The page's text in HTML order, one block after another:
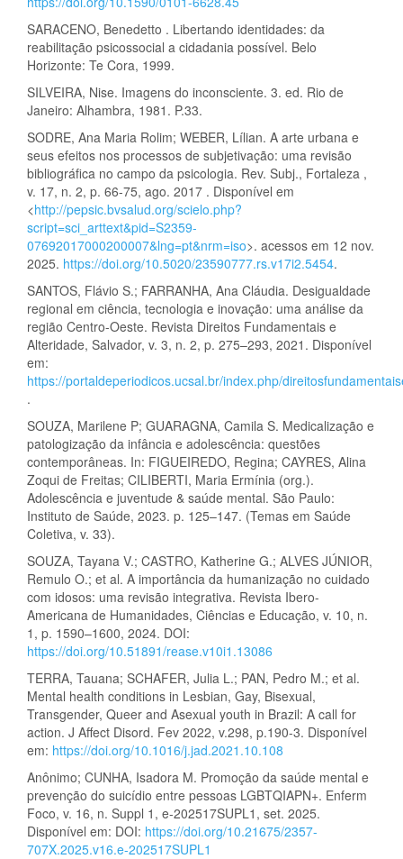
SARACENO, Benedetto . Libertando identidades: da
reabilitação psicossocial a cidadania possível. Belo
Horizonte: Te Cora, 1999.
SILVEIRA, Nise. Imagens do inconsciente. 3. ed. Rio de
Janeiro: Alhambra, 1981. P.33.
SODRE, Ana Maria Rolim; WEBER, Lílian. A arte urbana e
seus efeitos nos processos de subjetivação: uma revisão
bibliográfica no campo da psicologia. Rev. Subj., Fortaleza ,
v. 17, n. 2, p. 66-75, ago. 2017 . Disponível em
<http://pepsic.bvsalud.org/scielo.php?
script=sci_arttext&pid=S2359-
07692017000200007&lng=pt&nrm=iso>. acessos em 12 nov.
2025. https://doi.org/10.5020/23590777.rs.v17i2.5454.
SANTOS, Flávio S.; FARRANHA, Ana Cláudia. Desigualdade
regional em ciência, tecnologia e inovação: uma análise da
região Centro-Oeste. Revista Direitos Fundamentais e
Alteridade, Salvador, v. 3, n. 2, p. 275–293, 2021. Disponível
em:
https://portaldeperiodicos.ucsal.br/index.php/
.
SOUZA, Marilene P; GUARAGNA, Camila S. Medicalização e
patologização da infância e adolescência: questões
contemporâneas. In: FIGUEIREDO, Regina; CAYRES, Alina
Zoqui de Freitas; CILIBERTI, Maria Ermínia (org.).
Adolescência e juventude & saúde mental. São Paulo:
Instituto de Saúde, 2023. p. 125–147. (Temas em Saúde
Coletiva, v. 33).
SOUZA, Tayana V.; CASTRO, Katherine G.; ALVES JÚNIOR,
Remulo O.; et al. A importância da humanização no cuidado
com idosos: uma revisão integrativa. Revista Ibero-
Americana de Humanidades, Ciências e Educação, v. 10, n.
1, p. 1590–1600, 2024. DOI:
https://doi.org/10.51891/rease.v10i1.13086
TERRA, Tauana; SCHAFER, Julia L.; PAN, Pedro M.; et al.
Mental health conditions in Lesbian, Gay, Bisexual,
Transgender, Queer and Asexual youth in Brazil: A call for
action. J Affect Disord. Fev 2022, v.298, p.190-3. Disponível
em: https://doi.org/10.1016/j.jad.2021.10.108
Anônimo; CUNHA, Isadora M. Promoção da saúde mental e
prevenção do suicídio entre pessoas LGBTQIAPN+. Enferm
Foco, v. 16, n. Suppl 1, e-202517SUPL1, set. 2025.
Disponível em: DOI: https://doi.org/10.21675/2357-
707X.2025.v16.e-202517SUPL1